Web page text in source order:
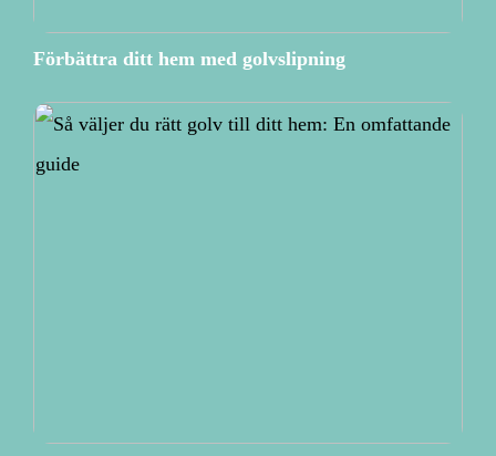
Förbättra ditt hem med golvslipning